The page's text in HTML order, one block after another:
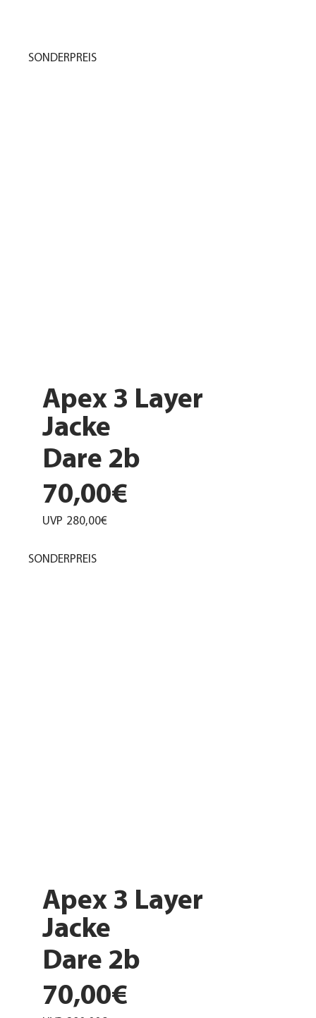
Apex 3 Layer
Jacke
Dare 2b
70,00€
UVP 280,00€
SONDERPREIS
Apex 3 Layer
Jacke
Dare 2b
70,00€
SONDERPREIS